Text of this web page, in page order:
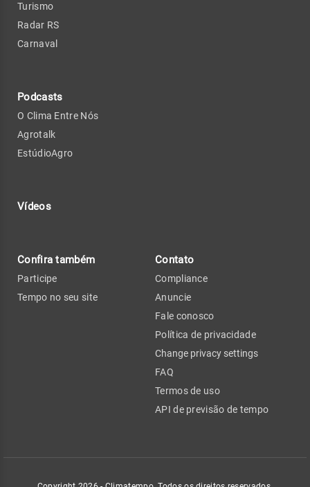
Turismo
Radar RS
Carnaval
Podcasts
O Clima Entre Nós
Agrotalk
EstúdioAgro
Vídeos
Confira também
Participe
Tempo no seu site
Contato
Compliance
Anuncie
Fale conosco
Política de privacidade
Change privacy settings
FAQ
Termos de uso
API de previsão de tempo